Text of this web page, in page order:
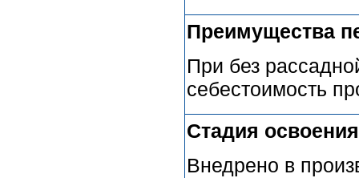
Преимущества
При без
себестоимость
Стадия освоения
Внедрено в